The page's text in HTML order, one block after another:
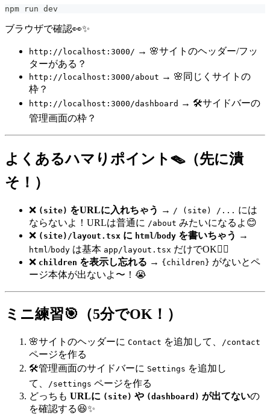
npm run dev
ブラウザで確認👀✨
http://localhost:3000/ → 🌸サイトのヘッダー/フッ
ターがある？
http://localhost:3000/about → 🌸同じくサイトの
枠？
http://localhost:3000/dashboard → 🛠️サイドバーの
管理画面の枠？
よくあるハマりポイント🪤（先に潰
そ！）
❌ (site) をURLに入れちゃう → / (site) /... には
ならないよ！URLは普通に /about みたいになるよ😊
❌ (site)/layout.tsx に html/body を書いちゃう →
html/body は基本 app/layout.tsx だけでOK🙆‍♀️
❌ children を表示し忘れる → {children} がないとペ
ージ本体が出ないよ〜！😭
ミニ練習🎯（5分でOK！）
🌸サイトのヘッダーに Contact を追加して、 /contact
ページを作る
🛠️管理画面のサイドバーに Settings を追加し
て、
/settings ページを作る
どっちも URLに (site) や (dashboard) が出てないの
を確認する😆✨